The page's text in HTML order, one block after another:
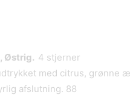
Østrig. 4 stjerner
med citrus, grønne
afslutning. 88